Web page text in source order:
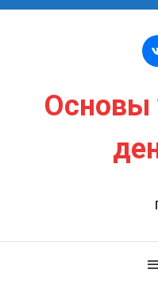
Перейти к содержимому
Основы